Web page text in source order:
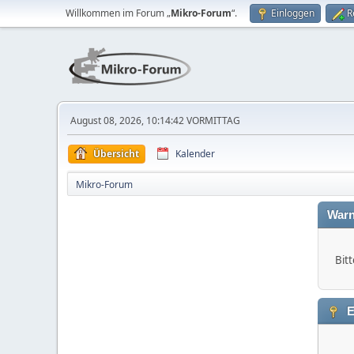
Willkommen im Forum „Mikro-Forum“. Einloggen
August 08, 2026, 10:14:42 VORMITTAG
Übersicht Kalender
Mikro-Forum